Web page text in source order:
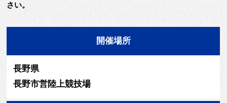
さい。
開催場所
長野県
長野市営陸上競技場